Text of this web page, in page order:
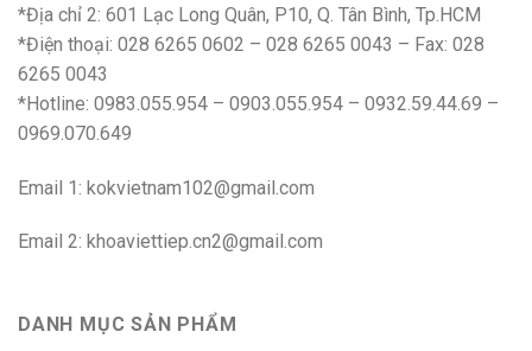
*Địa chỉ 2: 601 Lạc Long Quân, P10, Q. Tân Bình, Tp.HCM
*Điện thoại: 028 6265 0602 – 028 6265 0043 – Fax: 028
6265 0043
*Hotline: 0983.055.954 – 0903.055.954 – 0932.59.44.69 –
0969.070.649
Email 1: kokvietnam102@gmail.com
Email 2: khoaviettiep.cn2@gmail.com
DANH MỤC SẢN PHẨM